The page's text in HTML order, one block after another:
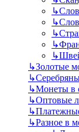
↳
↳
↳
↳
↳
↳Золотые
↳
↳Монеты в
↳Оптовые
↳
↳Разное в